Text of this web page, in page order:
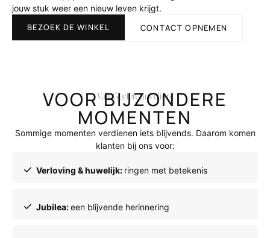
jouw stuk weer een nieuw leven krijgt.
BEZOEK DE WINKEL CONTACT OPNEMEN
Van Geelen Juweliers
VOOR BIJZONDERE
MOMENTEN
Sommige momenten verdienen iets blijvends. Daarom komen
klanten bij ons voor:
Verloving & huwelijk: ringen met betekenis
Jubilea:een blijvende herinnering